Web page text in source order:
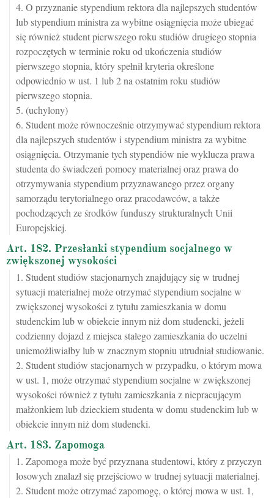
4. O przyznanie stypendium rektora dla najlepszych studentów
lub stypendium ministra za wybitne osiągnięcia może ubiegać
się również student pierwszego roku studiów drugiego stopnia
rozpoczętych w terminie roku od ukończenia studiów
pierwszego stopnia, który spełnił kryteria określone
odpowiednio w ust. 1 lub 2 na ostatnim roku studiów
pierwszego stopnia.
5. (uchylony)
6. Student może równocześnie otrzymywać stypendium rektora
dla najlepszych studentów i stypendium ministra za wybitne
osiągnięcia. Otrzymanie tych stypendiów nie wyklucza prawa
studenta do świadczeń pomocy materialnej oraz prawa do
otrzymywania stypendium przyznawanego przez organy
samorządu terytorialnego oraz pracodawców, a także
pochodzących ze środków funduszy strukturalnych Unii
Europejskiej.
Art. 182. Przesłanki stypendium socjalnego w
zwiększonej wysokości
1. Student studiów stacjonarnych znajdujący się w trudnej
sytuacji materialnej może otrzymać stypendium socjalne w
zwiększonej wysokości z tytułu zamieszkania w domu
studenckim lub w obiekcie innym niż dom studencki, jeżeli
codzienny dojazd z miejsca stałego zamieszkania do uczelni
uniemożliwiałby lub w znacznym stopniu utrudniał studiowanie.
2. Student studiów stacjonarnych w przypadku, o którym mowa
w ust. 1, może otrzymać stypendium socjalne w zwiększonej
wysokości również z tytułu zamieszkania z niepracującym
małżonkiem lub dzieckiem studenta w domu studenckim lub w
obiekcie innym niż dom studencki.
Art. 183. Zapomoga
1. Zapomoga może być przyznana studentowi, który z przyczyn
losowych znalazł się przejściowo w trudnej sytuacji materialnej.
2. Student może otrzymać zapomogę, o której mowa w ust. 1,